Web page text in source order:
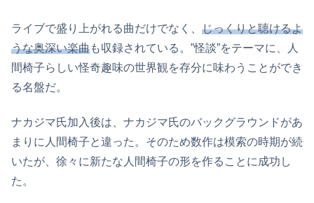
ライブで盛り上がれる曲だけでなく、 じっくりと聴けるよ
うな奥深い楽曲も収録されている。”怪談”をテーマに、人
間椅子らしい怪奇趣味の世界観を存分に味わうことができ
る名盤だ。
ナカジマ氏加入後は、ナカジマ氏のバックグラウンドがあ
まりに人間椅子と違った。そのため数作は模索の時期が続
いたが、徐々に新たな人間椅子の形を作ることに成功し
た。